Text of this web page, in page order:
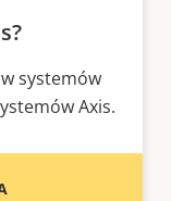
systemów
Axis.